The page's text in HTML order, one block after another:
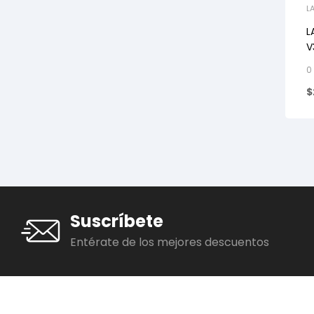
0
$
Suscríbete
Entérate de los mejores descuentos